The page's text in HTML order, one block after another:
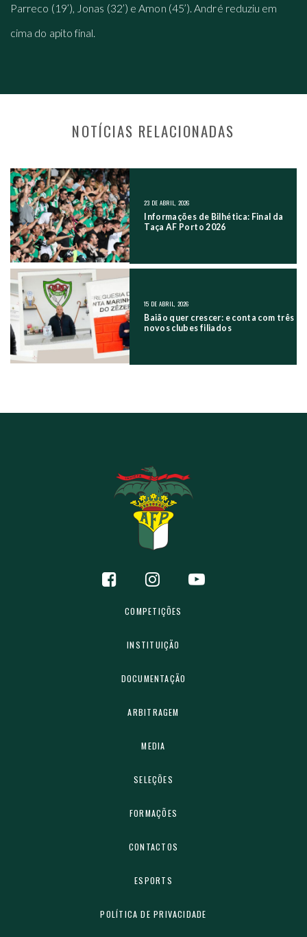
Parreco (19’), Jonas (32’) e Amon (45’). André reduziu em
cima do apito final.
NOTÍCIAS RELACIONADAS
NAVEGAÇÃO NOS POSTS
23 DE ABRIL, 2026
Informações de Bilhética: Final da
Taça AF Porto 2026
15 DE ABRIL, 2026
Baião quer crescer: e conta com três
novos clubes filiados
COMPETIÇÕES
INSTITUIÇÃO
DOCUMENTAÇÃO
ARBITRAGEM
MEDIA
SELEÇÕES
FORMAÇÕES
CONTACTOS
ESPORTS
POLÍTICA DE PRIVACIDADE